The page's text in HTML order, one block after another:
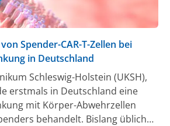
Spender-CAR-T-Zellen bei
in Deutschland
Schleswig-Holstein (UKSH),
erstmals in Deutschland eine
mit Körper-Abwehrzellen
behandelt. Bislang üblich